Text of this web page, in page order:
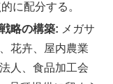
に配分する。
略の構築: メガサ
花卉、屋内農業
人、食品加工会